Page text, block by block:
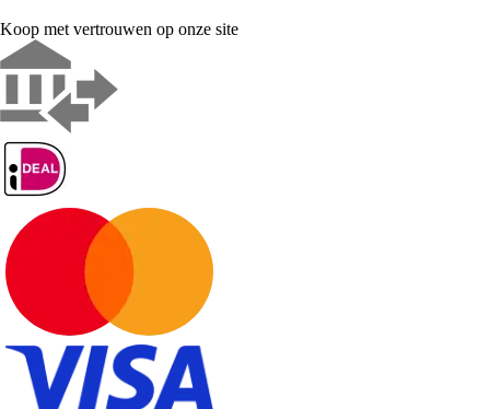
Koop met vertrouwen op onze site